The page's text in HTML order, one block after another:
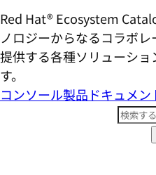
Red Hat® Ecosystem
ノロジーからなるコラボ
提供する各種ソリューシ
す。
コンソール製品ドキュメン